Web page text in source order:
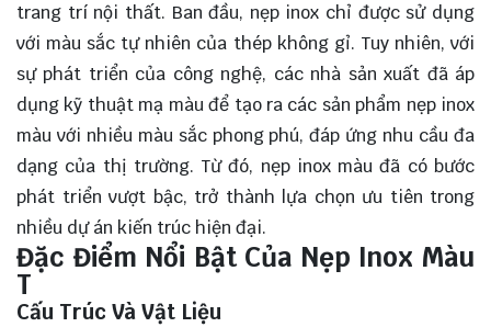
trang trí nội thất. Ban đầu, nẹp inox chỉ được sử dụng
với màu sắc tự nhiên của thép không gỉ. Tuy nhiên, với
sự phát triển của công nghệ, các nhà sản xuất đã áp
dụng kỹ thuật mạ màu để tạo ra các sản phẩm nẹp inox
màu với nhiều màu sắc phong phú, đáp ứng nhu cầu đa
dạng của thị trường. Từ đó, nẹp inox màu đã có bước
phát triển vượt bậc, trở thành lựa chọn ưu tiên trong
nhiều dự án kiến trúc hiện đại.
Đặc Điểm Nổi Bật Của Nẹp Inox Màu
T
Cấu Trúc Và Vật Liệu